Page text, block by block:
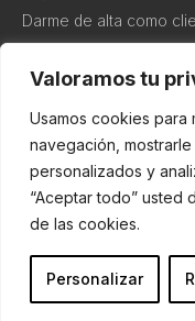
Valoramos tu
Usamos cookies para
navegación,
personalizados y
“Aceptar todo” usted
de las cookies.
Personalizar
Darme de alta como
Política de
cookies